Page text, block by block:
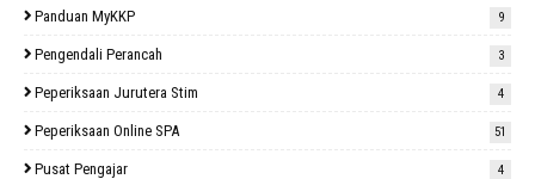
Panduan MyKKP 9
Pengendali Perancah 3
Peperiksaan Jurutera Stim 4
Peperiksaan Online SPA 51
Pusat Pengajar 4